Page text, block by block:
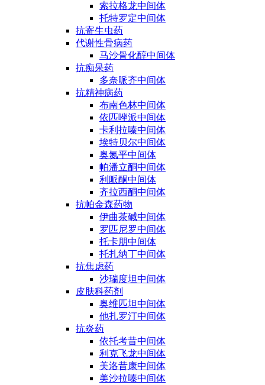
索拉格龙中间体
托特罗定中间体
抗寄生虫药
代谢性骨病药
马沙骨化醇中间体
抗痴呆药
多奈哌齐中间体
抗精神病药
布南色林中间体
依匹唑派中间体
卡利拉嗪中间体
埃特贝尔中间体
奥氮平中间体
帕潘立酮中间体
利哌酮中间体
齐拉西酮中间体
抗帕金森药物
伊曲茶碱中间体
罗匹尼罗中间体
托卡朋中间体
托扎纳丁中间体
抗焦虑药
沙瑞度坦中间体
皮肤科药剂
奥维匹坦中间体
他扎罗汀中间体
抗炎药
依托考昔中间体
利克飞龙中间体
美洛昔康中间体
美沙拉嗪中间体